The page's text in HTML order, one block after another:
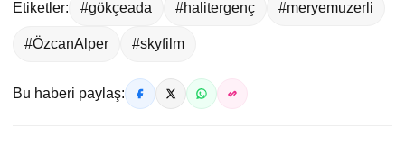
Etiketler: #gökçeada #halitergenç #meryemuzerli
#ÖzcanAlper #skyfilm
Bu haberi paylaş: